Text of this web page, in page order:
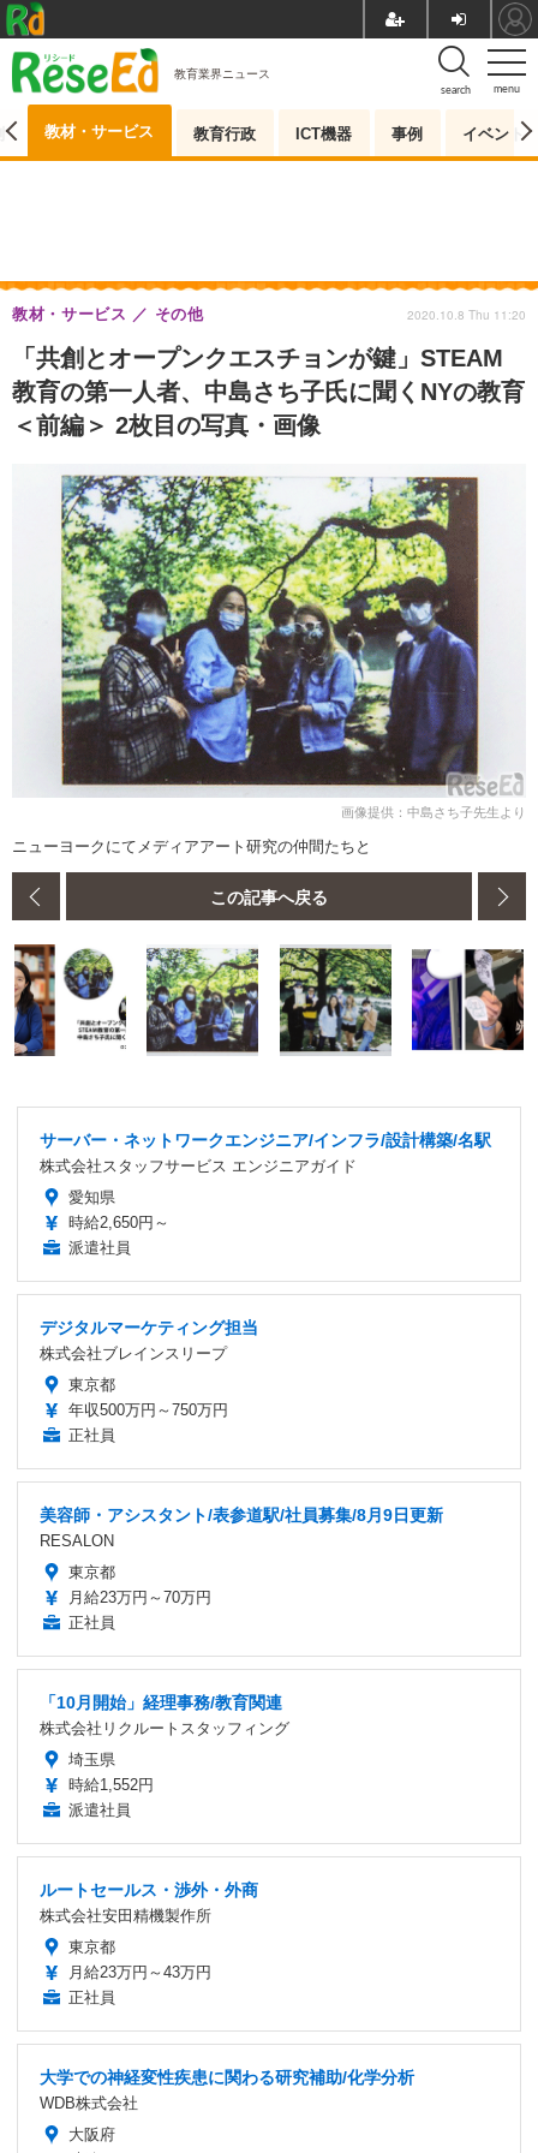
menu
search
教育業界ニュース
教材・サービス 教育行政 ICT機器 事例 イベント
「共創とオープンクエスチョンが鍵」STEAM
教育の第一人者、中島さち子氏に聞くNYの教育
＜前編＞ 2枚目の写真・画像
教材・サービス その他 2020.10.8 Thu 11:20
画像提供：中島さち子先生より
ニューヨークにてメディアアート研究の仲間たちと
この記事へ戻る
サーバー・ネットワークエンジニア/インフラ/設計構築/名駅
株式会社スタッフサービス エンジニアガイド
愛知県
時給2,650円～
派遣社員
デジタルマーケティング担当
株式会社ブレインスリープ
東京都
年収500万円～750万円
正社員
美容師・アシスタント/表参道駅/社員募集/8月9日更新
RESALON
東京都
月給23万円～70万円
正社員
「10月開始」経理事務/教育関連
株式会社リクルートスタッフィング
埼玉県
時給1,552円
派遣社員
ルートセールス・渉外・外商
株式会社安田精機製作所
東京都
月給23万円～43万円
正社員
大学での神経変性疾患に関わる研究補助/化学分析
WDB株式会社
大阪府